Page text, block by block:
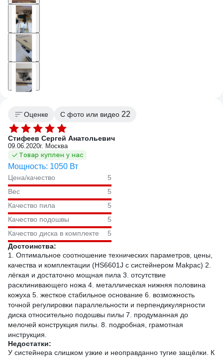
Оценке С фото или видео 22
Стифеев Сергей Анатольевич
09.06.2020г. Москва
Товар куплен у нас
Мощность: 1050 Вт
Цена/качество
5
Вес
5
Качество пила
5
Качество подошвы
5
Качество диска в комплекте
5
Достоинства:
1. Оптимальное соотношение технических параметров, цены,
качества и комплектации (HS6601J с систейнером Makpac) 2.
лёгкая и достаточно мощная пила 3. отсутствие
расклинивающего ножа 4. металлическая нижняя половина
кожуха 5. жесткое стабильное основание 6. возможность
точной регулировки параллельности и перпендикулярности
диска относительно подошвы пилы 7. продуманная до
мелочей конструкция пилы. 8. подробная, грамотная
инструкция.
Недостатки:
У систейнера слишком узкие и неоправданно тугие защёлки. К